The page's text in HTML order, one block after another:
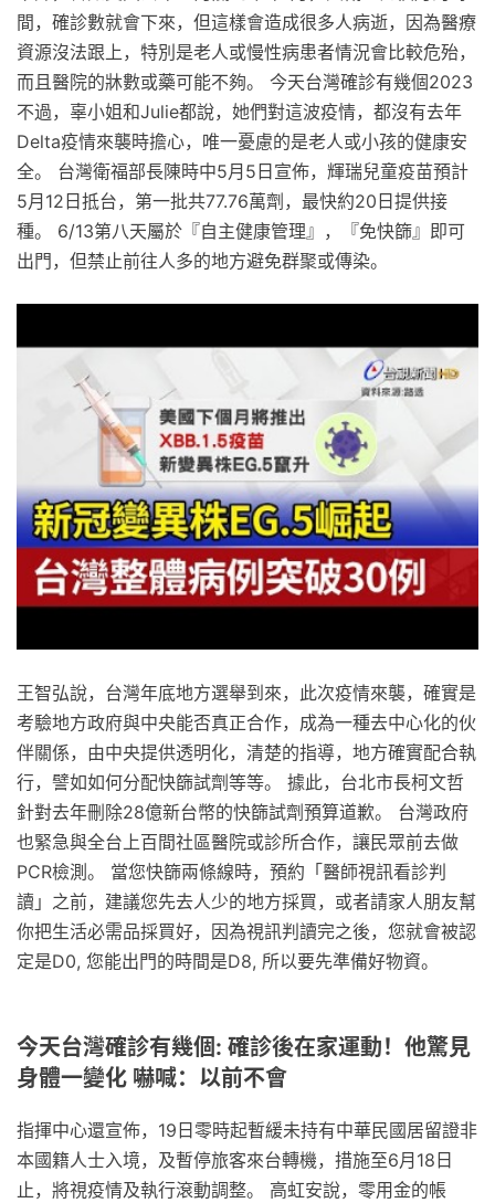
間，確診數就會下來，但這樣會造成很多人病逝，因為醫療
資源沒法跟上，特別是老人或慢性病患者情況會比較危殆，
而且醫院的牀數或藥可能不夠。 今天台灣確診有幾個2023
不過，辜小姐和Julie都說，她們對這波疫情，都沒有去年
Delta疫情來襲時擔心，唯一憂慮的是老人或小孩的健康安
全。 台灣衛福部長陳時中5月5日宣佈，輝瑞兒童疫苗預計
5月12日抵台，第一批共77.76萬劑，最快約20日提供接
種。 6/13第八天屬於『自主健康管理』，『免快篩』即可
出門，但禁止前往人多的地方避免群聚或傳染。
王智弘說，台灣年底地方選舉到來，此次疫情來襲，確實是
考驗地方政府與中央能否真正合作，成為一種去中心化的伙
伴關係，由中央提供透明化，清楚的指導，地方確實配合執
行，譬如如何分配快篩試劑等等。 據此，台北市長柯文哲
針對去年刪除28億新台幣的快篩試劑預算道歉。 台灣政府
也緊急與全台上百間社區醫院或診所合作，讓民眾前去做
PCR檢測。 當您快篩兩條線時，預約「醫師視訊看診判
讀」之前，建議您先去人少的地方採買，或者請家人朋友幫
你把生活必需品採買好，因為視訊判讀完之後，您就會被認
定是D0, 您能出門的時間是D8, 所以要先準備好物資。
今天台灣確診有幾個: 確診後在家運動！他驚見
身體一變化 嚇喊：以前不會
指揮中心還宣佈，19日零時起暫緩未持有中華民國居留證非
本國籍人士入境，及暫停旅客來台轉機，措施至6月18日
止，將視疫情及執行滾動調整。 高虹安說，零用金的帳